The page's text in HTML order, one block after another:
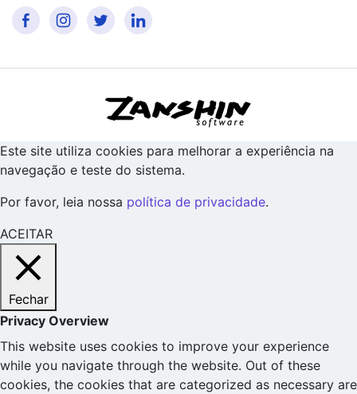
Este site utiliza cookies para melhorar a experiência na
navegação e teste do sistema.
Por favor, leia nossa política de privacidade.
ACEITAR
Fechar
Privacy Overview
This website uses cookies to improve your experience
while you navigate through the website. Out of these
cookies, the cookies that are categorized as necessary are